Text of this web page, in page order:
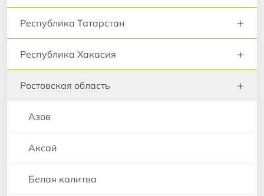
Республика Татарстан +
Республика Хакасия +
Ростовская область +
Азов
Аксай
Белая калитва